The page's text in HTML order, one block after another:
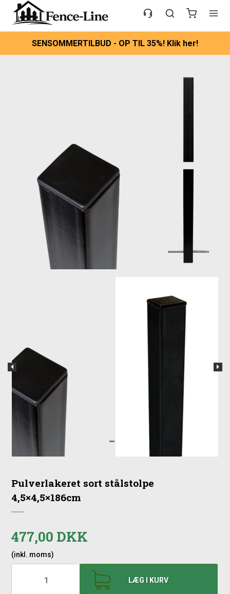
SENSOMMERTILBUD - OP TIL 35%! Klik her!
Pulverlakeret sort stålstolpe
4,5×4,5×186cm
477,00 DKK
(inkl. moms)
LÆG I KURV